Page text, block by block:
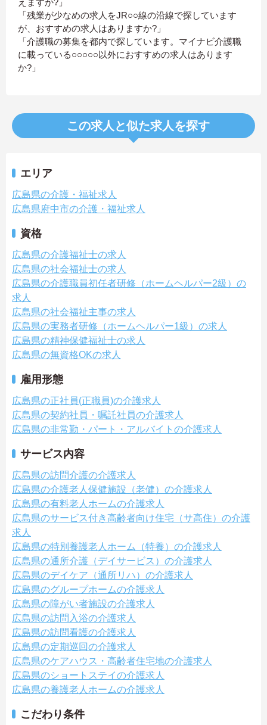
「残業が少なめの求人をJR○○線の沿線で探しています
が、おすすめの求人はありますか?」
「介護職の募集を都内で探しています。マイナビ介護職
に載っている○○○○○以外におすすめの求人はあります
か?」
この求人と似た求人を探す
エリア
広島県の介護・福祉求人
広島県府中市の介護・福祉求人
資格
広島県の介護福祉士の求人
広島県の社会福祉士の求人
広島県の介護職員初任者研修（ホームヘルパー2級）の
求人
広島県の社会福祉主事の求人
広島県の実務者研修（ホームヘルパー1級）の求人
広島県の精神保健福祉士の求人
広島県の無資格OKの求人
雇用形態
広島県の正社員(正職員)の介護求人
広島県の契約社員・嘱託社員の介護求人
広島県の非常勤・パート・アルバイトの介護求人
サービス内容
広島県の訪問介護の介護求人
広島県の介護老人保健施設（老健）の介護求人
広島県の有料老人ホームの介護求人
広島県のサービス付き高齢者向け住宅（サ高住）の介護
求人
広島県の特別養護老人ホーム（特養）の介護求人
広島県の通所介護（デイサービス）の介護求人
広島県のデイケア（通所リハ）の介護求人
広島県のグループホームの介護求人
広島県の障がい者施設の介護求人
広島県の訪問入浴の介護求人
広島県の訪問看護の介護求人
広島県の定期巡回の介護求人
広島県のケアハウス・高齢者住宅地の介護求人
広島県のショートステイの介護求人
広島県の養護老人ホームの介護求人
こだわり条件